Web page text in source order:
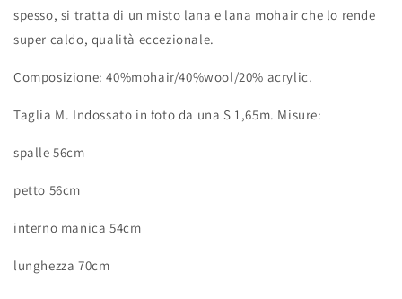
spesso, si tratta di un misto lana e lana mohair che lo rende
super caldo, qualità eccezionale.
Composizione: 40%mohair/40%wool/20% acrylic.
Taglia M. Indossato in foto da una S 1,65m. Misure:
spalle 56cm
petto 56cm
interno manica 54cm
lunghezza 70cm